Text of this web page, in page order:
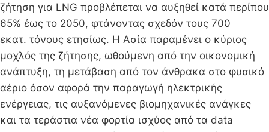
ζήτηση για LNG προβλέπεται να αυξηθεί κατά περίπου
65% έως το 2050, φτάνοντας σχεδόν τους 700
εκατ. τόνους ετησίως. Η Ασία παραμένει ο κύριος
μοχλός της ζήτησης, ωθούμενη από την οικονομική
ανάπτυξη, τη μετάβαση από τον άνθρακα στο φυσικό
αέριο όσον αφορά την παραγωγή ηλεκτρικής
ενέργειας, τις αυξανόμενες βιομηχανικές ανάγκες
και τα τεράστια νέα φορτία ισχύος από τα data